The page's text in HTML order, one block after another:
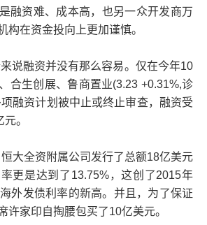
融资难、成本高，也另一众开发商万
构在资金投向上更加谨慎。
融资并没有那么容易。仅在今年10
合生创展、鲁商置业(3.23 +0.31%,诊
融资计划被中止或终止审查，融资受
。
全资附属公司发行了总额18亿美元
更是达到了13.75%，这创了2015年
外发债利率的新高。并且，为了保证
许家印自掏腰包买了10亿美元。